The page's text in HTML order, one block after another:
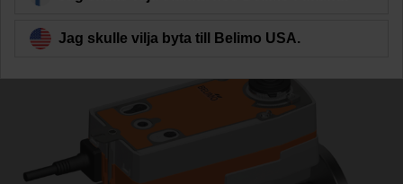
Jag skulle vilja byta till Belimo USA.